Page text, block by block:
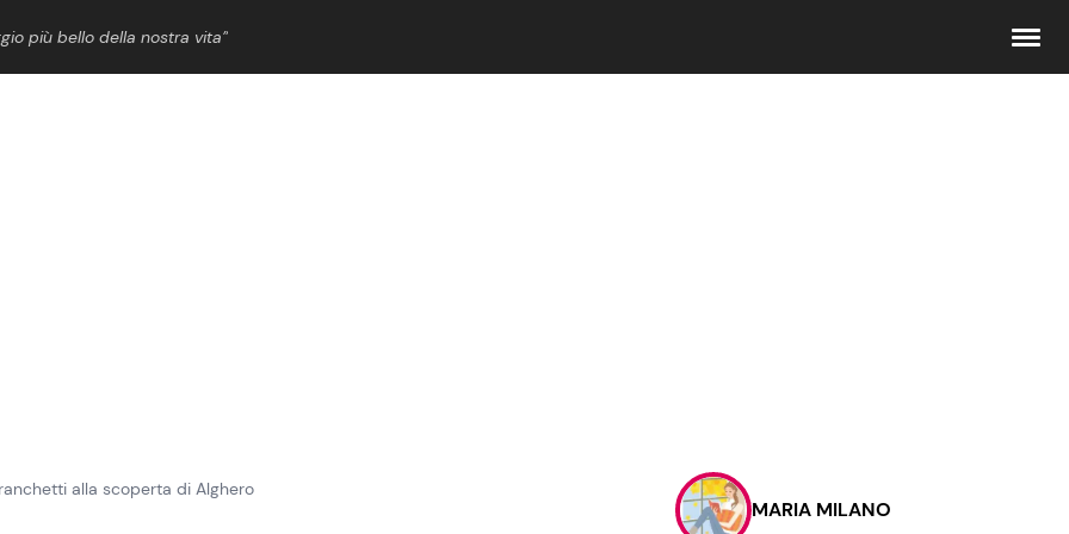
più bello della nostra vita”
Contattaci
Pubblicità
alla scoperta di Alghero
MARIA MILANO